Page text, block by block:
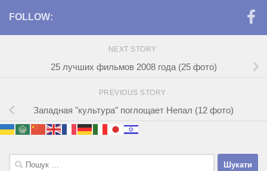
FOLLOW:
NEXT STORY
25 лучших фильмов 2008 года (25 фото)
PREVIOUS STORY
Западная "культура" поглощает Непал (12 фото)
Пошук: